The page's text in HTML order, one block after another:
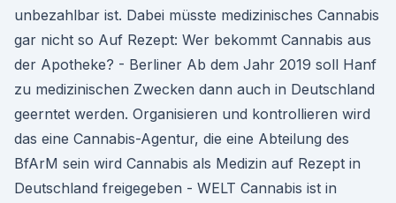
unbezahlbar ist. Dabei müsste medizinisches Cannabis
gar nicht so Auf Rezept: Wer bekommt Cannabis aus
der Apotheke? - Berliner Ab dem Jahr 2019 soll Hanf
zu medizinischen Zwecken dann auch in Deutschland
geerntet werden. Organisieren und kontrollieren wird
das eine Cannabis-Agentur, die eine Abteilung des
BfArM sein wird Cannabis als Medizin auf Rezept in
Deutschland freigegeben - WELT Cannabis ist in